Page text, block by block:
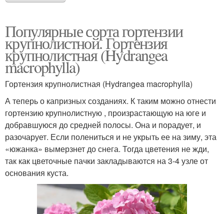
Популярные сорта гортензии
крупнолистной. Гортензия
крупнолистная (Hydrangea
macrophylla)
Гортензия крупнолистная (Hydrangea macrophylla)
А теперь о капризных созданиях. К таким можно отнести
гортензию крупнолистную , произрастающую на юге и
добравшуюся до средней полосы. Она и порадует, и
разочарует. Если полениться и не укрыть ее на зиму, эта
«южанка» вымерзнет до снега. Тогда цветения не жди,
так как цветочные пачки закладываются на 3-4 узле от
основания куста.